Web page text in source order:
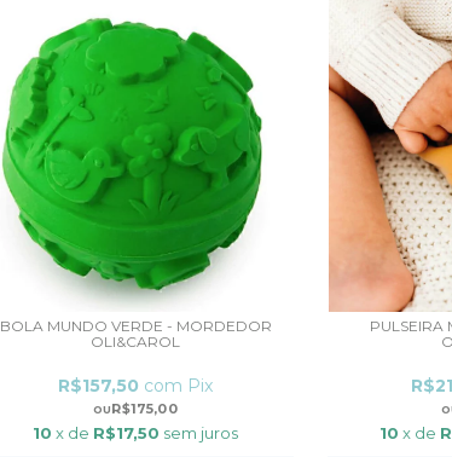
BOLA MUNDO VERDE - MORDEDOR
OLI&CAROL
R$175,00
R$157,50 com Pix
10 x de R$17,50 sem juros
PULSEIRA
10 x de